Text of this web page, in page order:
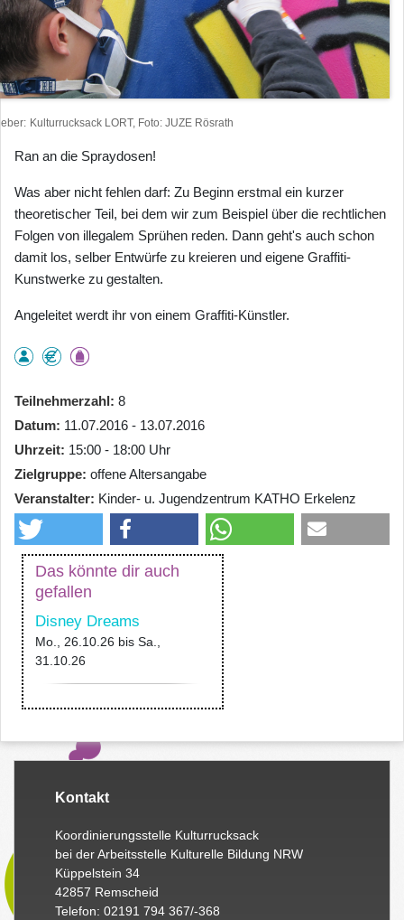
Kulturrucksack LORT, Foto: JUZE Rösrath
Ran an die Spraydosen!
Was aber nicht fehlen darf: Zu Beginn erstmal ein kurzer
theoretischer Teil, bei dem wir zum Beispiel über die rechtlichen
Folgen von illegalem Sprühen reden. Dann geht's auch schon
damit los, selber Entwürfe zu kreieren und eigene Graffiti-
Kunstwerke zu gestalten.
Angeleitet werdt ihr von einem Graffiti-Künstler.
Teilnehmerzahl 8
Datum 11.07.2016 - 13.07.2016
Uhrzeit 15:00 - 18:00 Uhr
Zielgruppe offene Altersangabe
Veranstalter Kinder- u. Jugendzentrum KATHO Erkelenz
Das könnte dir auch
gefallen
Disney Dreams
Mo., 26.10.26 bis Sa.,
31.10.26
Kontakt
Koordinierungsstelle Kulturrucksack
bei der Arbeitsstelle Kulturelle Bildung NRW
Küppelstein 34
42857 Remscheid
Telefon: 02191 794 367/-368